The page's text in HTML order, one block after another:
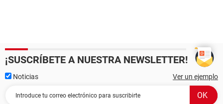
¡SUSCRÍBETE A NUESTRA NEWSLETTER!
Noticias Ver un ejemplo